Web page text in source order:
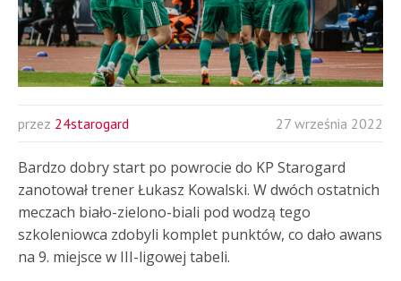
przez 24starogard 27 września 2022
Bardzo dobry start po powrocie do KP Starogard
zanotował trener Łukasz Kowalski. W dwóch ostatnich
meczach biało-zielono-biali pod wodzą tego
szkoleniowca zdobyli komplet punktów, co dało awans
na 9. miejsce w III-ligowej tabeli.